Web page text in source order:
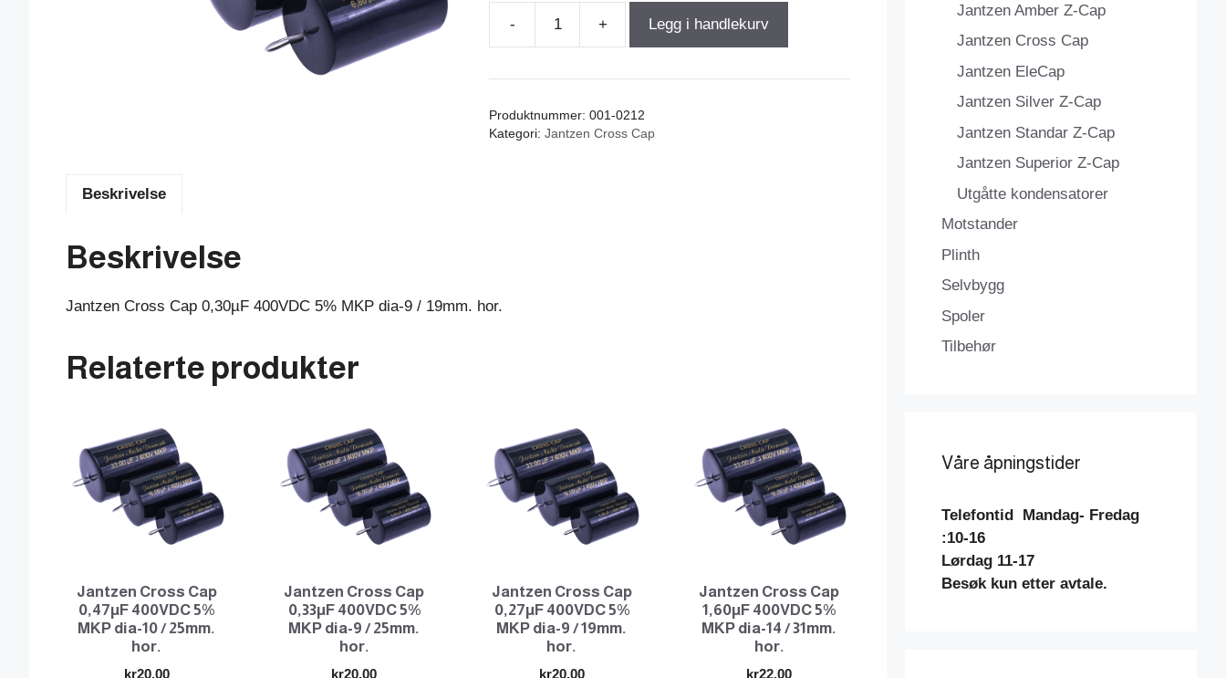
-
Cap
400VDC
antall
+ Legg i handlekurv
Produktnummer:001-0212
Kategori:Jantzen Cross Cap
Beskrivelse
Beskrivelse
Jantzen Cross Cap 0,30µF 400VDC 5% MKP dia-9 / 19mm. hor.
Relaterte produkter
Jantzen Cross Cap
0,47µF 400VDC 5%
MKP dia-10 / 25mm.
hor.
kr20.00
Jantzen Cross Cap
0,33µF 400VDC 5%
MKP dia-9 / 25mm.
hor.
kr20.00
Jantzen Cross Cap
0,27µF 400VDC 5%
MKP dia-9 / 19mm.
hor.
kr20.00
Jantzen Cross Cap
1,60µF 400VDC 5%
MKP dia-14 / 31mm.
hor.
kr22.00
Jantzen Amber Z-Cap
Jantzen Cross Cap
Jantzen EleCap
Jantzen Silver Z-Cap
Jantzen Standar Z-Cap
Jantzen Superior Z-Cap
Utgåtte kondensatorer
Motstander
Plinth
Selvbygg
Spoler
Tilbehør
Våre åpningstider
Telefontid Mandag- Fredag
:10-16
Lørdag 11-17
Besøk kun etter avtale.